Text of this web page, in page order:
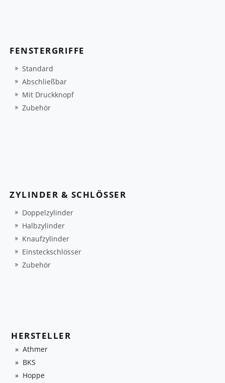
FENSTERGRIFFE
Standard
Abschließbar
Mit Druckknopf
Zubehör
ZYLINDER & SCHLÖSSER
Doppelzylinder
Halbzylinder
Knaufzylinder
Einsteckschlösser
Zubehör
HERSTELLER
Athmer
BKS
Hoppe